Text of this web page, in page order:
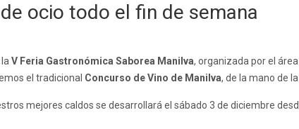
ocio todo el fin de semana
V Feria Gastronómica Saborea Manilva, organizada por el
el tradicional Concurso de Vino de Manilva, de la mano de
mejores caldos se desarrollará el sábado 3 de diciembre